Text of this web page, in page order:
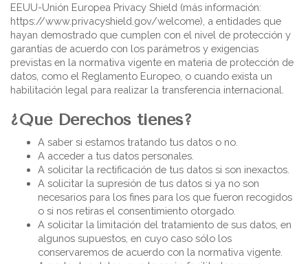
EEUU-Unión Europea Privacy Shield (más información:
https://www.privacyshield.gov/welcome), a entidades que
hayan demostrado que cumplen con el nivel de protección y
garantías de acuerdo con los parámetros y exigencias
previstas en la normativa vigente en materia de protección de
datos, como el Reglamento Europeo, o cuando exista un
habilitación legal para realizar la transferencia internacional.
¿Qué Derechos tienes?
A saber si estamos tratando tus datos o no.
A acceder a tus datos personales.
A solicitar la rectificación de tus datos si son inexactos.
A solicitar la supresión de tus datos si ya no son
necesarios para los fines para los que fueron recogidos
o si nos retiras el consentimiento otorgado.
A solicitar la limitación del tratamiento de sus datos, en
algunos supuestos, en cuyo caso sólo los
conservaremos de acuerdo con la normativa vigente.